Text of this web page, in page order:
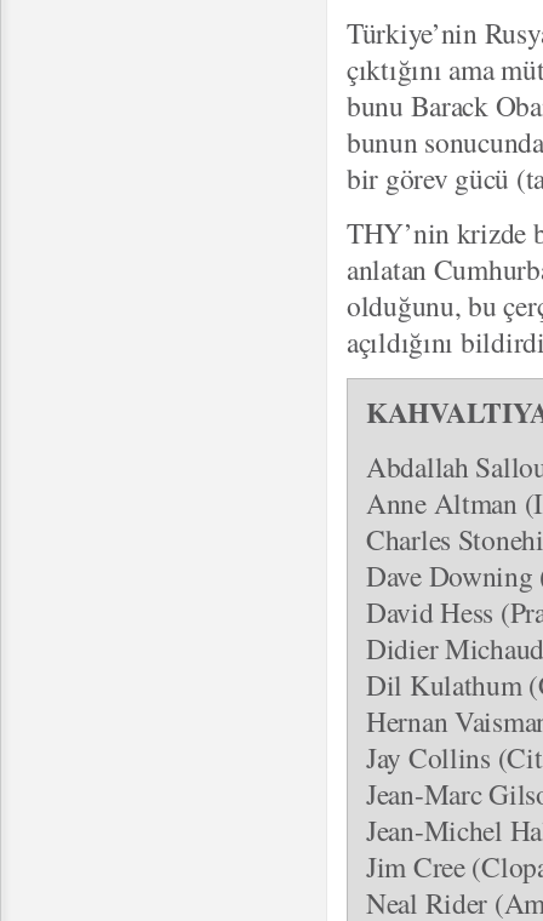
Türkiye’nin
çıktığını ama
bunu Barack
bunun
bir görev gücü
THY’nin krizde
anlatan
olduğunu, bu
açıldığını
Abdallah
Anne Altman
Charles
Dave
David Hess
Didier
Dil Kulathum
Hernan
Jay Collins
Jean-Marc
Jean-Michel
Jim Cree
Neal Rider